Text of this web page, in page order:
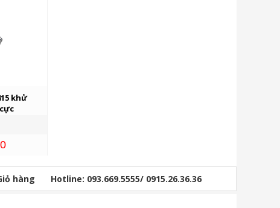
khử
hàng Hotline: 093.669.5555/ 0915.26.36.36